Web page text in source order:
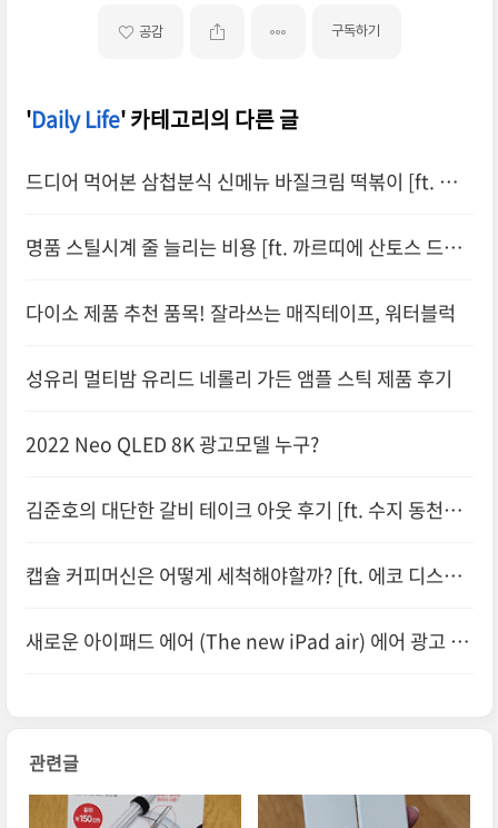
공감 구독하기
'Daily Life' 카테고리의 다른 글
드디어 먹어본 삼첩분식 신메뉴 바질크림 떡볶이 [ft. 닭
명품 스틸시계 줄 늘리는 비용 [ft. 까르띠에 산토스 드모
다이소 제품 추천 품목! 잘라쓰는 매직테이프, 워터블럭
성유리 멀티밤 유리드 네롤리 가든 앰플 스틱 제품 후기
2022 Neo QLED 8K 광고모델 누구?
김준호의 대단한 갈비 테이크 아웃 후기 [ft. 수지 동천점]
캡슐 커피머신은 어떻게 세척해야할까? [ft. 에코 디스케
새로운 아이패드 에어 (The new iPad air) 에어 광고 음
관련글